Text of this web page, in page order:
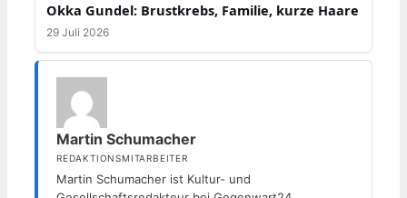
Okka Gundel: Brustkrebs, Familie, kurze Haare
29 Juli 2026
Martin Schumacher
REDAKTIONSMITARBEITER
Martin Schumacher ist Kultur- und